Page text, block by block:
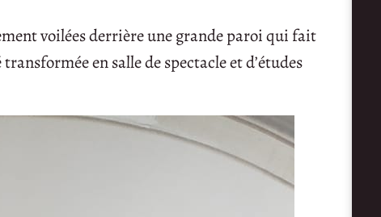
voilées derrière une grande paroi qui fait
en salle de spectacle et d’études